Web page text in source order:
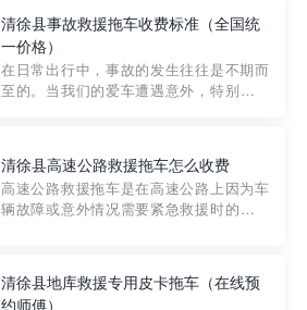
清徐县事故救援拖车收费标准（全国统
一价格）
在日常出行中，事故的发生往往是不期而
至的。当我们的爱车遭遇意外，特别是在
细解析一下市区事故救援拖车的收费标
准，以及在选用拖车服务时应注...
清徐县高速公路救援拖车怎么收费
高速公路救援拖车是在高速公路上因为车
辆故障或意外情况需要紧急救援时的必备
路救援拖车的收费标准是由当地交通管理
清徐县地库救援专用皮卡拖车（在线预
约师傅）